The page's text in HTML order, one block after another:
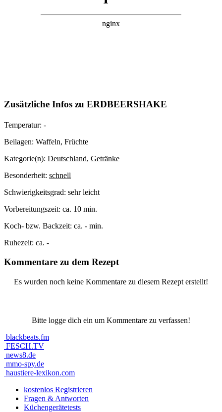
Zusätzliche Infos zu ERDBEERSHAKE
Temperatur: -
Beilagen: Waffeln, Früchte
Kategorie(n): Deutschland, Getränke
Besonderheit: schnell
Schwierigkeitsgrad: sehr leicht
Vorbereitungszeit: ca. 10 min.
Koch- bzw. Backzeit: ca. - min.
Ruhezeit: ca. -
Kommentare zu dem Rezept
Es wurden noch keine Kommentare zu diesem Rezept erstellt!
Bitte logge dich ein um Kommentare zu verfassen!
blackbeats.fm
FESCH.TV
news8.de
mmo-spy.de
haustiere-lexikon.com
kostenlos Registrieren
Fragen & Antworten
Küchengerätetests